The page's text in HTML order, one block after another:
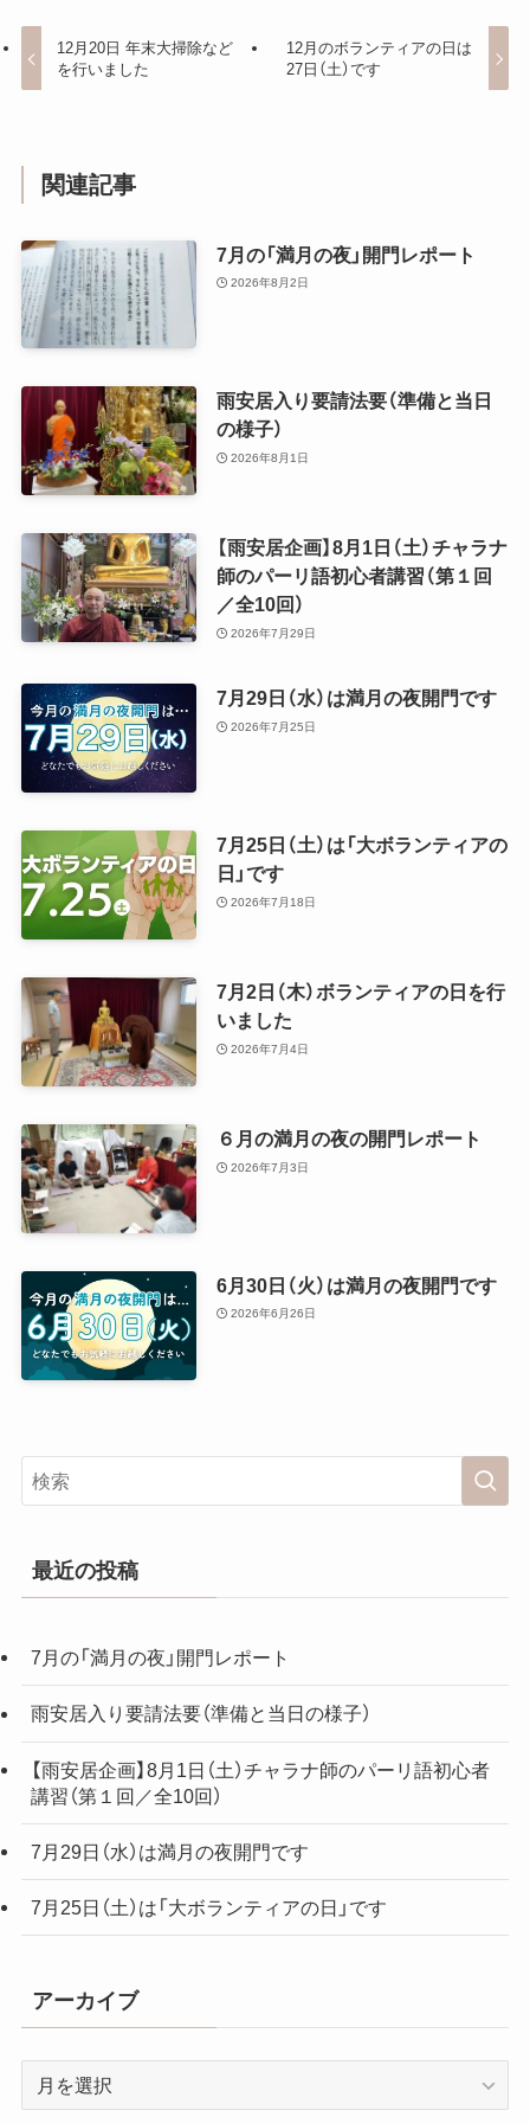
12月20日 年末大掃除など
を行いました
12月のボランティアの日は
27日（土）です
関連記事
7月の「満月の夜」開門レポート
2026年8月2日
雨安居入り要請法要（準備と当日
の様子）
2026年8月1日
【雨安居企画】8月1日（土）チャラナ
師のパーリ語初心者講習（第１回
／全10回）
2026年7月29日
7月29日（水）は満月の夜開門です
2026年7月25日
7月25日（土）は「大ボランティアの
日」です
2026年7月18日
7月2日（木）ボランティアの日を行
いました
2026年7月4日
６月の満月の夜の開門レポート
2026年7月3日
6月30日（火）は満月の夜開門です
2026年6月26日
最近の投稿
7月の「満月の夜」開門レポート
雨安居入り要請法要（準備と当日の様子）
【雨安居企画】8月1日（土）チャラナ師のパーリ語初心者
講習（第１回／全10回）
7月29日（水）は満月の夜開門です
7月25日（土）は「大ボランティアの日」です
アーカイブ